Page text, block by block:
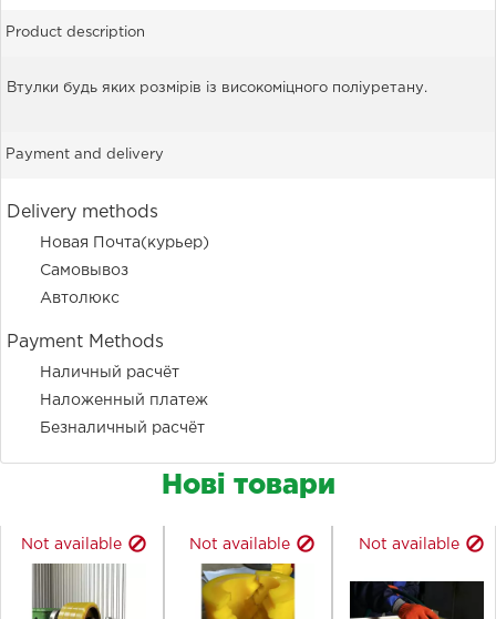
Product description
Втулки будь яких розмірів із високоміцного поліуретану.
Payment and delivery
Delivery methods
Новая Почта(курьер)
Самовывоз
Автолюкс
Payment Methods
Наличный расчёт
Наложенный платеж
Безналичный расчёт
Нові товари
Not available Not available Not available